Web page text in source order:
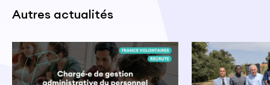
Autres actualités